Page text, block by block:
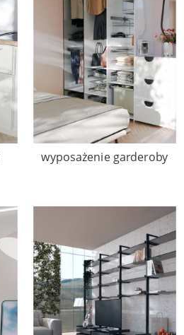
wyposażenie garderoby